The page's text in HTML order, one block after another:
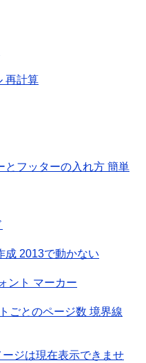
再計算
とフッターの入れ方 簡単
成 2013で動かない
ント マーカー
ごとのページ数 境界線
ジは現在表示できませ